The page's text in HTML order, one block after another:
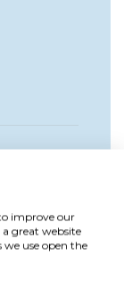
improve our
great website
use open the